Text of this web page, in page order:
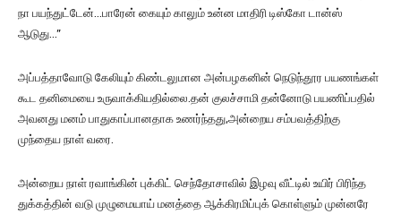
நா பயந்துட்டேன்…பாரேன் கையும் காலும் உன்ன மாதிரி டிஸ்கோ டான்ஸ்
ஆடுது…”
அப்பத்தாவோடு கேலியும் கிண்டலுமான அன்பழகனின் நெடுந்தூர பயணங்கள்
கூட தனிமையை உருவாக்கியதில்லை.தன் குலச்சாமி தன்னோடு பயணிப்பதில்
அவனது மனம் பாதுகாப்பானதாக உணர்ந்தது,அன்றைய சம்பவத்திற்கு
முந்தைய நாள் வரை.
அன்றைய நாள் ரவாங்கின் புக்கிட் செந்தோசாவில் இழவு வீட்டில் உயிர் பிரிந்த
துக்கத்தின் வடு முழுமையாய் மனத்தை ஆக்கிரமிப்புக் கொள்ளும் முன்னரே